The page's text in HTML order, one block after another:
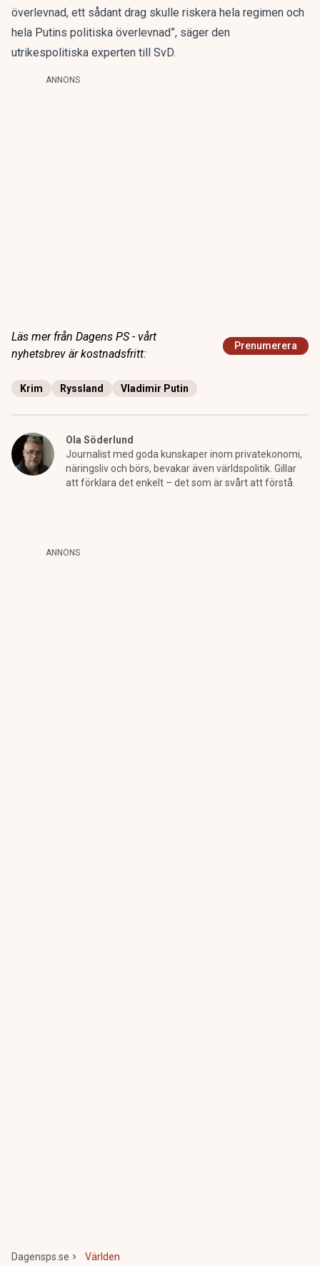
överlevnad, ett sådant drag skulle riskera hela regimen och
hela Putins politiska överlevnad”, säger den
utrikespolitiska experten till SvD.
ANNONS
Läs mer från Dagens PS - vårt
nyhetsbrev är kostnadsfritt:
Prenumerera
Krim Ryssland Vladimir Putin
Ola Söderlund
Journalist med goda kunskaper inom privatekonomi,
näringsliv och börs, bevakar även världspolitik. Gillar
att förklara det enkelt – det som är svårt att förstå.
ANNONS
Dagensps.se Världen